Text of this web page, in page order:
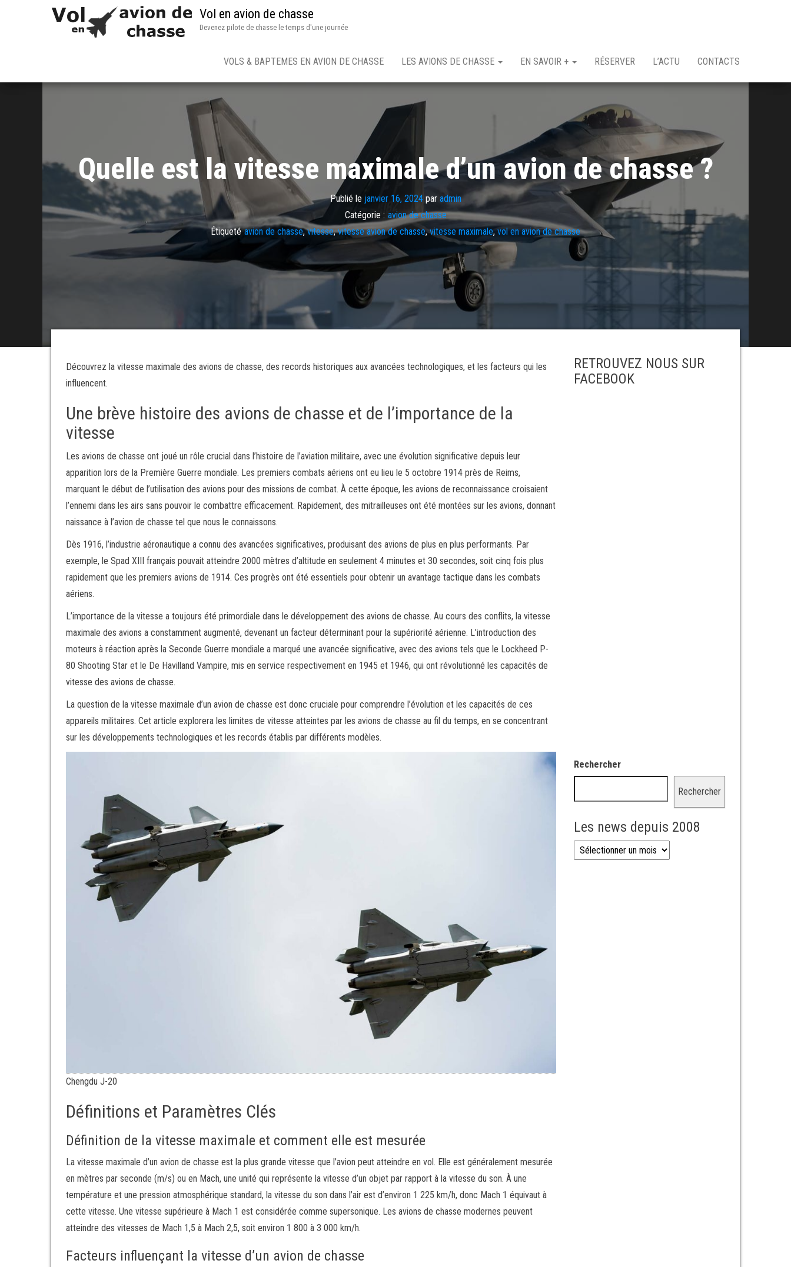
Vol en avion de chasse
Devenez pilote de chasse le temps d'une journée
VOLS & BAPTEMES EN AVION DE CHASSE LES AVIONS DE CHASSE EN SAVOIR + RÉSERVER L’ACTU CONTACTS
Quelle est la vitesse maximale d’un avion de chasse ?
Publié le janvier 16, 2024par admin
Catégorie : avion de chasse
Étiqueté avion de chasse,vitesse,vitesse avion de chasse,vitesse maximale, vol en avion de chasse
Découvrez la vitesse maximale des avions de chasse, des records historiques aux avancées technologiques, et les facteurs qui les
influencent.
Une brève histoire des avions de chasse et de l’importance de la
vitesse
Les avions de chasse ont joué un rôle crucial dans l’histoire de l’aviation militaire, avec une évolution significative depuis leur
apparition lors de la Première Guerre mondiale. Les premiers combats aériens ont eu lieu le 5 octobre 1914 près de Reims,
marquant le début de l’utilisation des avions pour des missions de combat. À cette époque, les avions de reconnaissance croisaient
l’ennemi dans les airs sans pouvoir le combattre efficacement. Rapidement, des mitrailleuses ont été montées sur les avions, donnant
naissance à l’avion de chasse tel que nous le connaissons.
Dès 1916, l’industrie aéronautique a connu des avancées significatives, produisant des avions de plus en plus performants. Par
exemple, le Spad XIII français pouvait atteindre 2000 mètres d’altitude en seulement 4 minutes et 30 secondes, soit cinq fois plus
rapidement que les premiers avions de 1914. Ces progrès ont été essentiels pour obtenir un avantage tactique dans les combats
aériens.
L’importance de la vitesse a toujours été primordiale dans le développement des avions de chasse. Au cours des conflits, la vitesse
maximale des avions a constamment augmenté, devenant un facteur déterminant pour la supériorité aérienne. L’introduction des
moteurs à réaction après la Seconde Guerre mondiale a marqué une avancée significative, avec des avions tels que le Lockheed P-
80 Shooting Star et le De Havilland Vampire, mis en service respectivement en 1945 et 1946, qui ont révolutionné les capacités de
vitesse des avions de chasse.
La question de la vitesse maximale d’un avion de chasse est donc cruciale pour comprendre l’évolution et les capacités de ces
appareils militaires. Cet article explorera les limites de vitesse atteintes par les avions de chasse au fil du temps, en se concentrant
sur les développements technologiques et les records établis par différents modèles.
Chengdu J-20
Définitions et Paramètres Clés
Définition de la vitesse maximale et comment elle est mesurée
La vitesse maximale d’un avion de chasse est la plus grande vitesse que l’avion peut atteindre en vol. Elle est généralement mesurée
en mètres par seconde (m/s) ou en Mach, une unité qui représente la vitesse d’un objet par rapport à la vitesse du son. À une
température et une pression atmosphérique standard, la vitesse du son dans l’air est d’environ 1 225 km/h, donc Mach 1 équivaut à
cette vitesse. Une vitesse supérieure à Mach 1 est considérée comme supersonique. Les avions de chasse modernes peuvent
atteindre des vitesses de Mach 1,5 à Mach 2,5, soit environ 1 800 à 3 000 km/h.
Facteurs influençant la vitesse d’un avion de chasse
RETROUVEZ NOUS SUR
FACEBOOK
Rechercher
Rechercher
Les news depuis 2008
Les news depuis 2008